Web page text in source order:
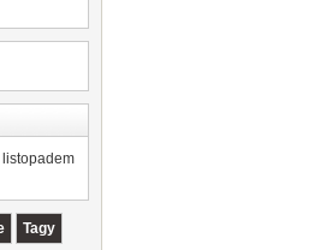
Tagy